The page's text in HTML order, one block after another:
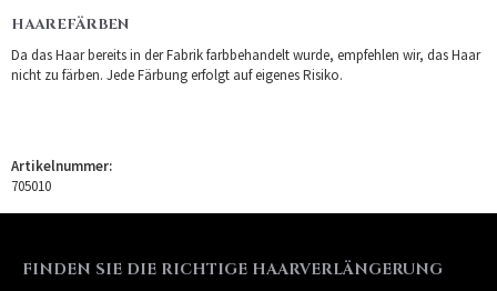
HAAREFÄRBEN
Da das Haar bereits in der Fabrik farbbehandelt wurde, empfehlen wir, das Haar
nicht zu färben. Jede Färbung erfolgt auf eigenes Risiko.
Artikelnummer:
705010
FINDEN SIE DIE RICHTIGE HAARVERLÄNGERUNG